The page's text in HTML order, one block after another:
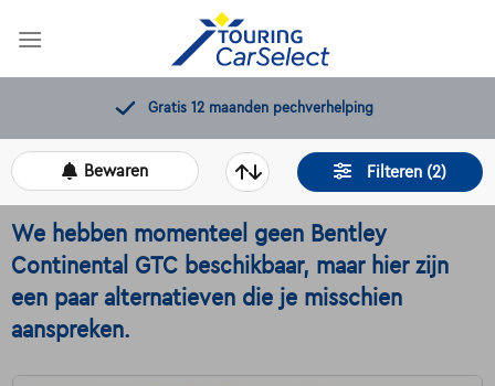
Gratis 12 maanden pechverhelping
Filteren (2)
Bewaren
We hebben momenteel geen Bentley
Continental GTC beschikbaar, maar hier zijn
een paar alternatieven die je misschien
aanspreken.